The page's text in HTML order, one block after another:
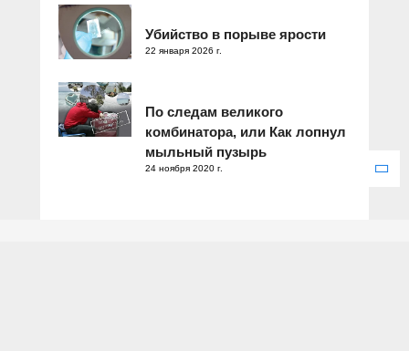
Убийство в порыве ярости
22 января 2026 г.
По следам великого
комбинатора, или Как лопнул
мыльный пузырь
24 ноября 2020 г.